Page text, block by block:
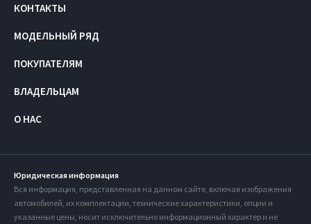
КОНТАКТЫ
МОДЕЛЬНЫЙ РЯД
ПОКУПАТЕЛЯМ
ВЛАДЕЛЬЦАМ
О НАС
Юридическая информация
Вся информация, представленная на данном сайте, включая изображения
автомобилей, их комплектации, технические характеристики, опции и
указанные цены, носит исключительно информационный характер и не